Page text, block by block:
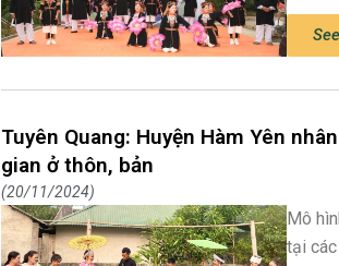
Tuyên Quang: Huyện Hàm Yên
gian ở thôn, bản
20/11/2024
Mô
tại